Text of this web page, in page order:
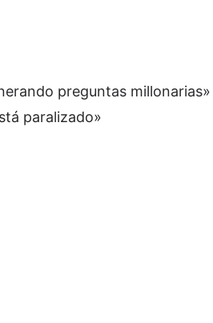
preguntas millonarias»
paralizado»